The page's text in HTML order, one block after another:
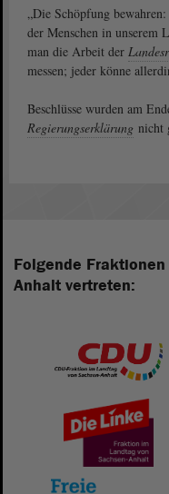
„Die Schöpfung
der Menschen in unserem
man die Arbeit der
messen; jeder könne
Beschlüsse wurden am
Regierungserklärung nicht
Folgende
Anhalt vertreten: